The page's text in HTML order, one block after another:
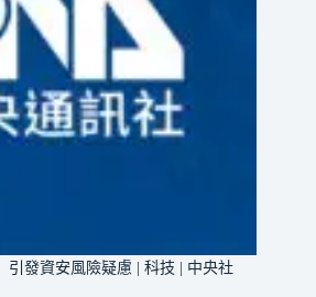
發資安風險疑慮 | 科技 | 中央社